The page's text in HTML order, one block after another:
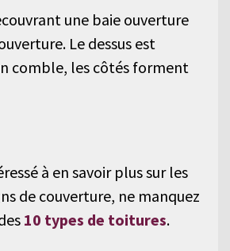
une baie ouverture
Le dessus est
comble, les côtés forment
à en savoir plus sur les
de couverture, ne manquez
10 types de toitures.